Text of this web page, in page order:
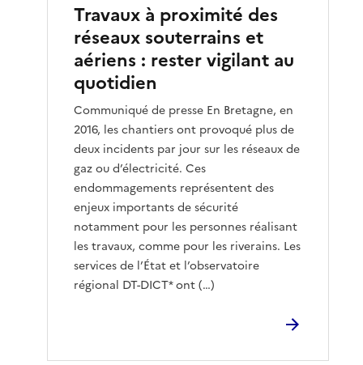
Travaux à proximité des
réseaux souterrains et
aériens : rester vigilant au
quotidien
Communiqué de presse En Bretagne, en
2016, les chantiers ont provoqué plus de
deux incidents par jour sur les réseaux de
gaz ou d’électricité. Ces
endommagements représentent des
enjeux importants de sécurité
notamment pour les personnes réalisant
les travaux, comme pour les riverains. Les
services de l’État et l’observatoire
régional DT-DICT* ont (…)